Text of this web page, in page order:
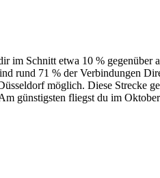
Schnitt etwa 10 % gegenüber
rund 71 % der Verbindungen
möglich. Diese Strecke
günstigsten fliegst du im